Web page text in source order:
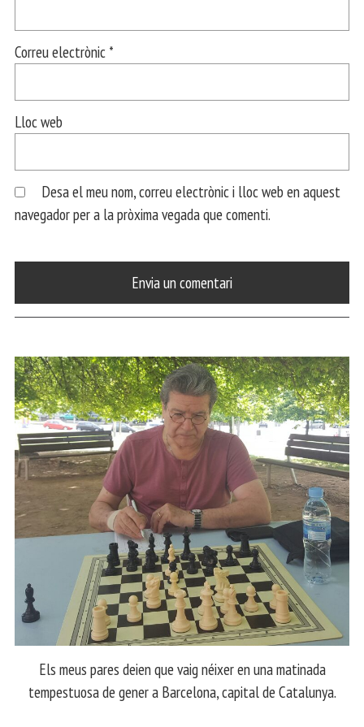
Correu electrònic *
Lloc web
Desa el meu nom, correu electrònic i lloc web en aquest
navegador per a la pròxima vegada que comenti.
Els meus pares deien que vaig néixer en una matinada
tempestuosa de gener a Barcelona, capital de Catalunya.